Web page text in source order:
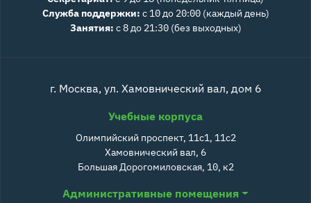
Служба поддержки: с 10 до 20:00 (каждый день)
Занятия: с 8 до 21:30 (без выходных)
г. Москва, ул. Хамовнический вал, дом 6
Учебные корпуса
Олимпийский проспект, 11с1, 11с2
Хамовнический вал, 6
Большая Дорогомиловская, 10, к2
Административные помещения